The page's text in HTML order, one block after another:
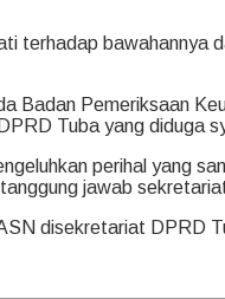
terhadap bawahannya
Badan Pemeriksaan
Tuba yang diduga
perihal yang
jawab
disekretariat